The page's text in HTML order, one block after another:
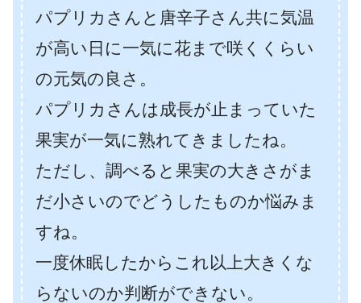
パプリカさんと唐辛子さん共に気温
が高い日に一気に花まで咲くくらい
の元気の良さ。
パプリカさんは成長が止まっていた
果実が一気に熟れてきましたね。
ただし、調べると果実の大きさがま
だ小さいのでどうしたものか悩みま
すね。
一度休眠したからこれ以上大きくな
らないのか判断ができない。